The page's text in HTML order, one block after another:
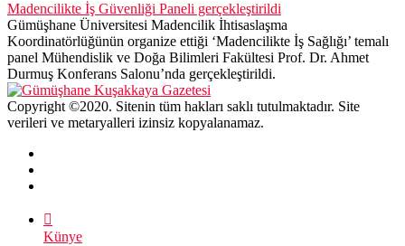
Madencilikte İş Güvenliği Paneli gerçekleştirildi
Gümüşhane Üniversitesi Madencilik İhtisaslaşma
Koordinatörlüğünün organize ettiği ‘Madencilikte İş Sağlığı’ temalı
panel Mühendislik ve Doğa Bilimleri Fakültesi Prof. Dr. Ahmet
Durmuş Konferans Salonu’nda gerçekleştirildi.
Copyright ©2020. Sitenin tüm hakları saklı tutulmaktadır. Site
verileri ve metaryalleri izinsiz kopyalanamaz.
Künye